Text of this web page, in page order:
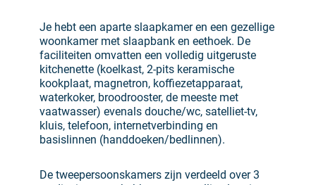
Je hebt een aparte slaapkamer en een gezellige
woonkamer met slaapbank en eethoek. De
faciliteiten omvatten een volledig uitgeruste
kitchenette (koelkast, 2-pits keramische
kookplaat, magnetron, koffiezetapparaat,
waterkoker, broodrooster, de meeste met
vaatwasser) evenals douche/wc, satelliet-tv,
kluis, telefoon, internetverbinding en
basislinnen (handdoeken/bedlinnen).
De tweepersoonskamers zijn verdeeld over 3